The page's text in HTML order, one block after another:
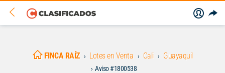
FINCA RAÍZ Lotes en Venta Cali Guayaquil
Aviso #1800538